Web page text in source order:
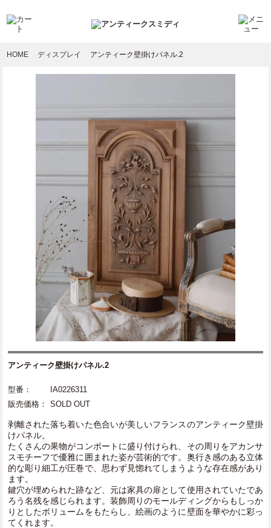
HOME ディスプレイ アンティーク壁掛けパネル.2
アンティーク壁掛けパネル.2
型番：
IA0226311
販売価格：
SOLD OUT
剥離された落ち着いた色合いが美しいフランスのアンティーク壁掛
けパネル。
たくさんの果物がコンポートに盛り付けられ、その周りをアカンサ
スモチーフで優雅に囲まれた姿が芸術的です。奥行き感のある立体
的な彫り細工が圧巻で、思わず見惚れてしまうような存在感があり
ます。
鍵穴が埋められた跡など、元は家具の扉として使用されていたであ
ろう名残を感じられます。装飾周りのモールディングからもしっか
りとしたボリュームをもたらし、絵画のように壁面を華やかに彩っ
てくれます。